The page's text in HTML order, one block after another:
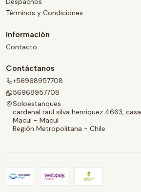
Términos y Condiciones
Información
Contacto
Contáctanos
+56968957708
56968957708
Soloestanques
cardenal raul silva henriquez 4663, casa
Macul - Macul
Región Metropolitana - Chile